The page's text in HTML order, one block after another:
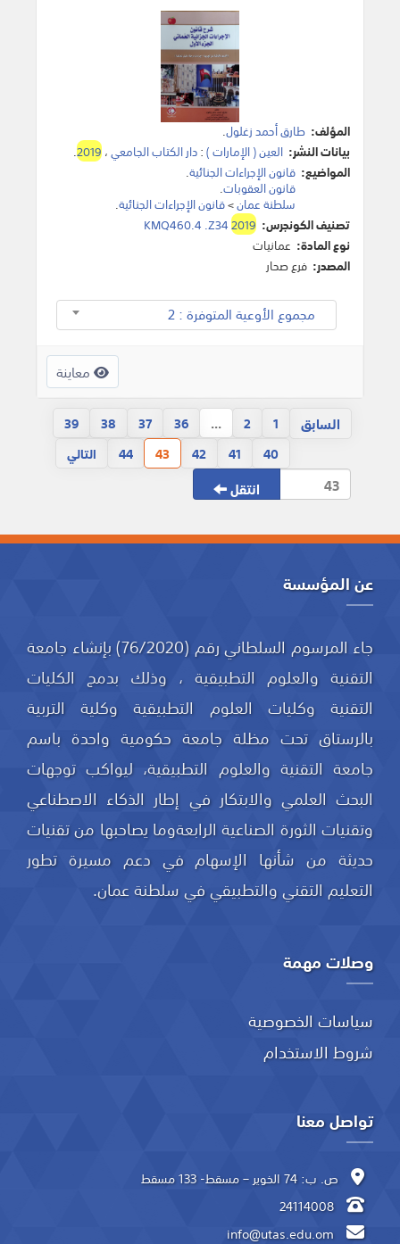
المؤلف: طارق أحمد زغلول.
بيانات النشر: العين ( الإمارات ):دار الكتاب الجامعي،2019
.
المواضيع: قانون الإجراءات الجنائية.
قانون العقوبات.
سلطنة عمان>قانون الإجراءات الجنائية.
تصنيف الكونجرس:
KMQ460.4 .Z342019
نوع المادة: عمانيات
المصدر: فرع صحار
مجموع الأوعية المتوفرة : 2
معاينة
السابق 1
2
...
36
37
38
39
40
41
42
43
44 التالي
انتقل
عن المؤسسة
جاء المرسوم السلطاني رقم (76/2020) بإنشاء جامعة
التقنية والعلوم التطبيقية ، وذلك بدمج الكليات
التقنية وكليات العلوم التطبيقية وكلية التربية
بالرستاق تحت مظلة جامعة حكومية واحدة باسم
جامعة التقنية والعلوم التطبيقية، ليواكب توجهات
البحث العلمي والابتكار في إطار الذكاء الاصطناعي
وتقنيات الثورة الصناعية الرابعةوما يصاحبها من تقنيات
حديثة من شأنها الإسهام في دعم مسيرة تطور
التعليم التقني والتطبيقي في سلطنة عمان.
وصلات مهمة
سياسات الخصوصية
شروط الاستخدام
تواصل معنا
ص. ب: 74 الخوير – مسقط- 133 مسقط
24114008